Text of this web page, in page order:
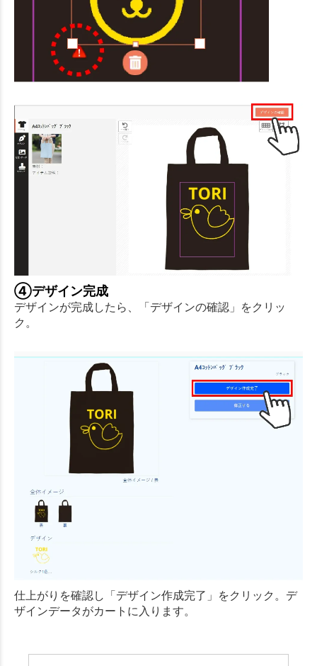
④デザイン完成
デザインが完成したら、「デザインの確認」をクリッ
ク。
仕上がりを確認し「デザイン作成完了」をクリック。デ
ザインデータがカートに入ります。